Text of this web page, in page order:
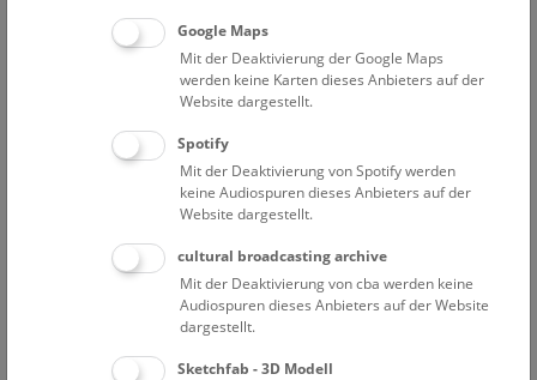
Salzbedarf des menschlichen Körpers
Mindestens drei Gramm müssen erwachsene Menschen
täglich zu sich nehmen, sonst kommt der Stoffwechsel
durcheinander, und der Körper trocknet aus. Alle
Körperflüssigkeiten sind Salzlösungen. Salz reguliert den
Flüssigkeitshaushalt und sorgt für einen funktionierenden
Stoffwechsel im Verdauungssystem und in den Nieren.
Allerdings nehmen die Menschen der modernen
Industrienationen deutlich mehr Salz zu sich als gut für sie
wäre. Doch Salz kann auch Heilung bringen.
Salz als Heilmittel
Google Maps
Mit der Deaktivierung der Google Maps
werden keine Karten dieses Anbieters auf der
Website dargestellt.
Spotify
Mit der Deaktivierung von Spotify werden
keine Audiospuren dieses Anbieters auf der
Website dargestellt.
cultural broadcasting archive
Mit der Deaktivierung von cba werden keine
Audiospuren dieses Anbieters auf der Website
dargestellt.
Sketchfab - 3D Modell